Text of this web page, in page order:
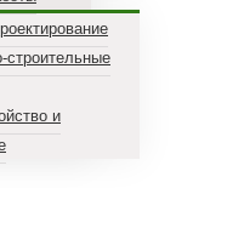
строительные
и